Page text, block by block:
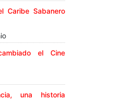
Caribe Sabanero
el Cine
una historia